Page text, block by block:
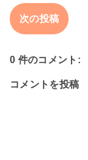
次の投稿
0 件のコメント:
コメントを投稿